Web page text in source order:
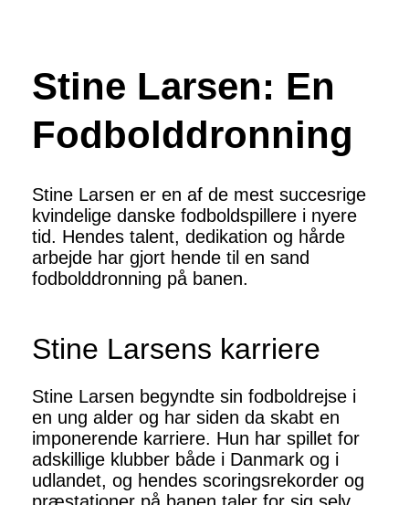
Stine Larsen: En
Fodbolddronning
Stine Larsen er en af de mest succesrige
kvindelige danske fodboldspillere i nyere
tid. Hendes talent, dedikation og hårde
arbejde har gjort hende til en sand
fodbolddronning på banen.
Stine Larsens karriere
Stine Larsen begyndte sin fodboldrejse i
en ung alder og har siden da skabt en
imponerende karriere. Hun har spillet for
adskillige klubber både i Danmark og i
udlandet, og hendes scoringsrekorder og